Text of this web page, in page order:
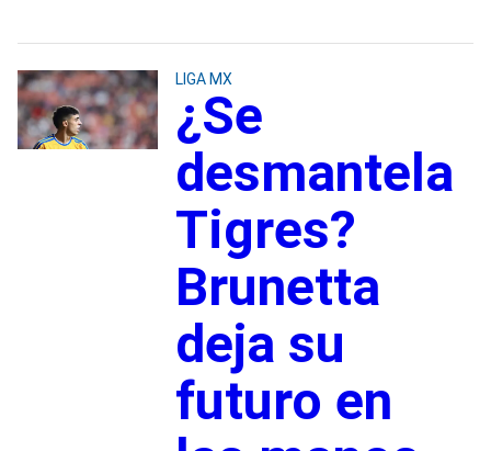
LIGA MX
¿Se
desmantela
Tigres?
Brunetta
deja su
futuro en